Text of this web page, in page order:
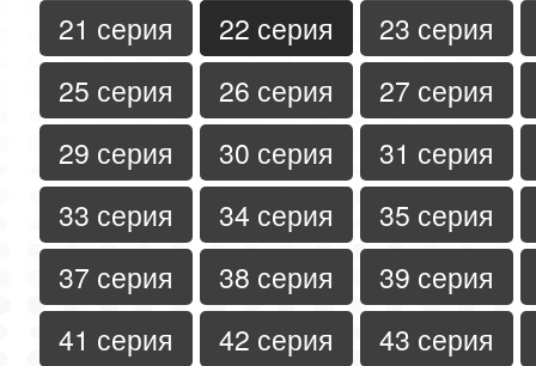
21 серия
22 серия
23 серия
25 серия
26 серия
27 серия
29 серия
30 серия
31 серия
33 серия
34 серия
35 серия
37 серия
38 серия
39 серия
41 серия
42 серия
43 серия